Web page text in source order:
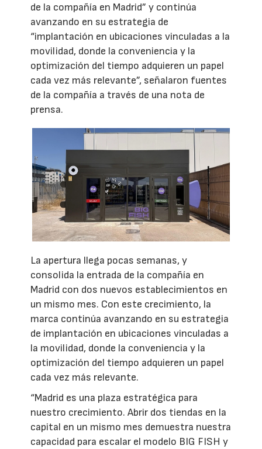
de la compañía en Madrid” y continúa
avanzando en su estrategia de
“implantación en ubicaciones vinculadas a la
movilidad, donde la conveniencia y la
optimización del tiempo adquieren un papel
cada vez más relevante”, señalaron fuentes
de la compañía a través de una nota de
prensa.
La apertura llega pocas semanas, y
consolida la entrada de la compañía en
Madrid con dos nuevos establecimientos en
un mismo mes. Con este crecimiento, la
marca continúa avanzando en su estrategia
de implantación en ubicaciones vinculadas a
la movilidad, donde la conveniencia y la
optimización del tiempo adquieren un papel
cada vez más relevante.
“Madrid es una plaza estratégica para
nuestro crecimiento. Abrir dos tiendas en la
capital en un mismo mes demuestra nuestra
capacidad para escalar el modelo BIG FISH y